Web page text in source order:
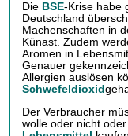
Die BSE-Krise habe
Deutschland
Machenschaften in
Künast. Zudem
Aromen in
Genauer
Allergien auslösen
Schwefeldioxid
Der Verbraucher
wolle oder nicht